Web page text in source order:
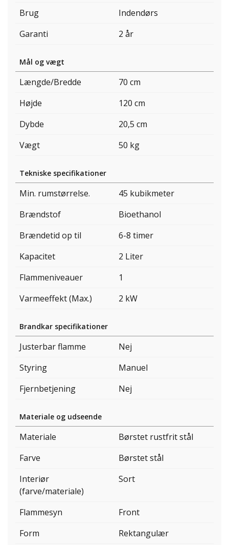
Brug
Indendørs
Garanti
2 år
Mål og vægt
Længde/Bredde
70 cm
Højde
120 cm
Dybde
20,5 cm
Vægt
50 kg
Tekniske specifikationer
Min. rumstørrelse.
45 kubikmeter
Brændstof
Bioethanol
Brændetid op til
6-8 timer
Kapacitet
2 Liter
Flammeniveauer
1
Varmeeffekt (Max.)
2 kW
Brandkar specifikationer
Justerbar flamme
Nej
Styring
Manuel
Fjernbetjening
Nej
Materiale og udseende
Materiale
Børstet rustfrit stål
Farve
Børstet stål
Interiør
(farve/materiale)
Sort
Flammesyn
Front
Form
Rektangulær